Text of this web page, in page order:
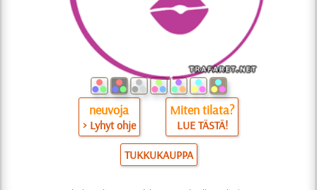
neuvoja
> Lyhyt ohje
Miten tilata?
LUE TÄSTÄ!
TUKKUKAUPPA